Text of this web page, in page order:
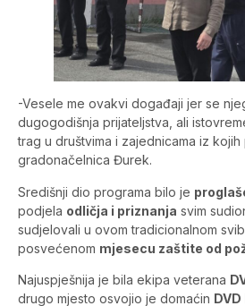
-Vesele me ovakvi događaji jer se
dugogodišnja prijateljstva, ali
trag u društvima i zajednicama iz
gradonačelnica Đurek.
Središnji dio programa bilo je
podjela odličja i priznanja svim
sudjelovali u ovom tradicionalnom
posvećenom mjesecu zaštite od
Najuspješnija je bila ekipa veterana
drugo mjesto osvojio je domaćin